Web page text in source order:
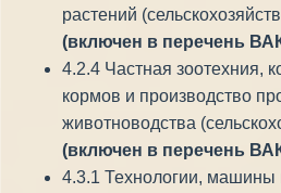
растений
(включен в перечень
4.2.4 Частная зоотехния,
кормов и производство
животноводства
(включен в перечень
4.3.1 Технологии, машины